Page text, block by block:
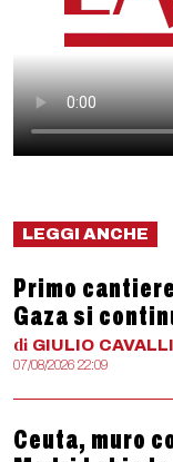
LEGGI ANCHE
Primo
Gaza si
di GIULIO CAVALLI
07/08/2026 22:09
Ceuta, muro